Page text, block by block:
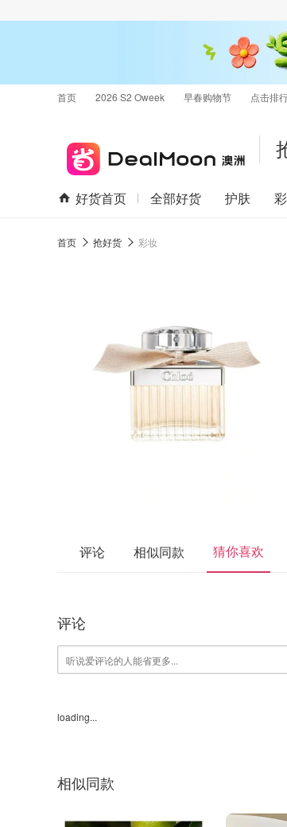
首页 2026 S2 Oweek 早春购物节 点击排
好货首页 全部好货 护肤
首页 抢好货 彩妆
评论 相似同款 猜你喜欢
评论
loading...
相似同款